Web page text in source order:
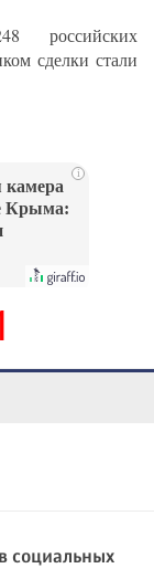
российских
сделки стали
i
Крыма:
социальных